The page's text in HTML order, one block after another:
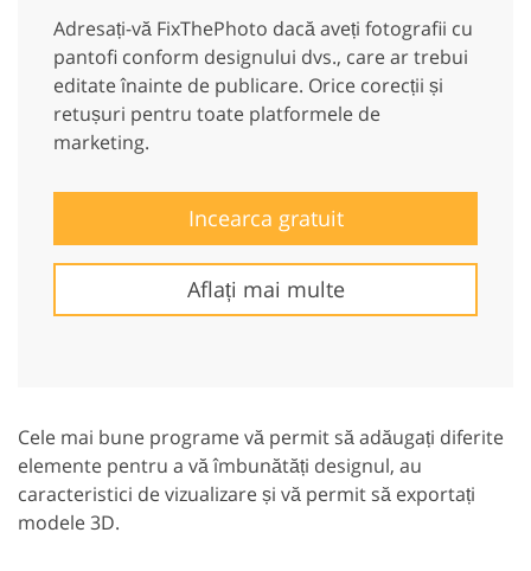
Adresați-vă FixThePhoto dacă aveți fotografii cu
pantofi conform designului dvs., care ar trebui
editate înainte de publicare. Orice corecții și
retușuri pentru toate platformele de
marketing.
Incearca gratuit
Aflați mai multe
Cele mai bune programe vă permit să adăugați diferite
elemente pentru a vă îmbunătăți designul, au
caracteristici de vizualizare și vă permit să exportați
modele 3D.